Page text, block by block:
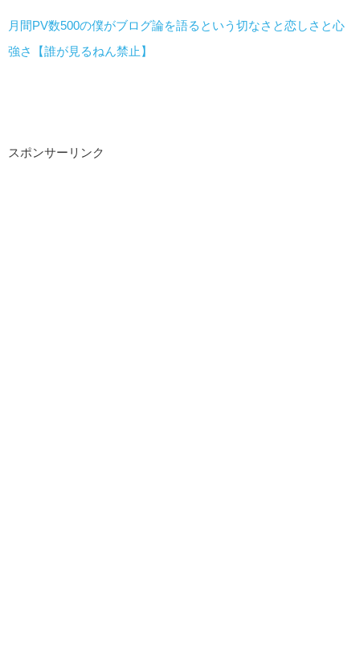
月間PV数500の僕がブログ論を語るという切なさと恋しさと心
強さ【誰が見るねん禁止】
スポンサーリンク